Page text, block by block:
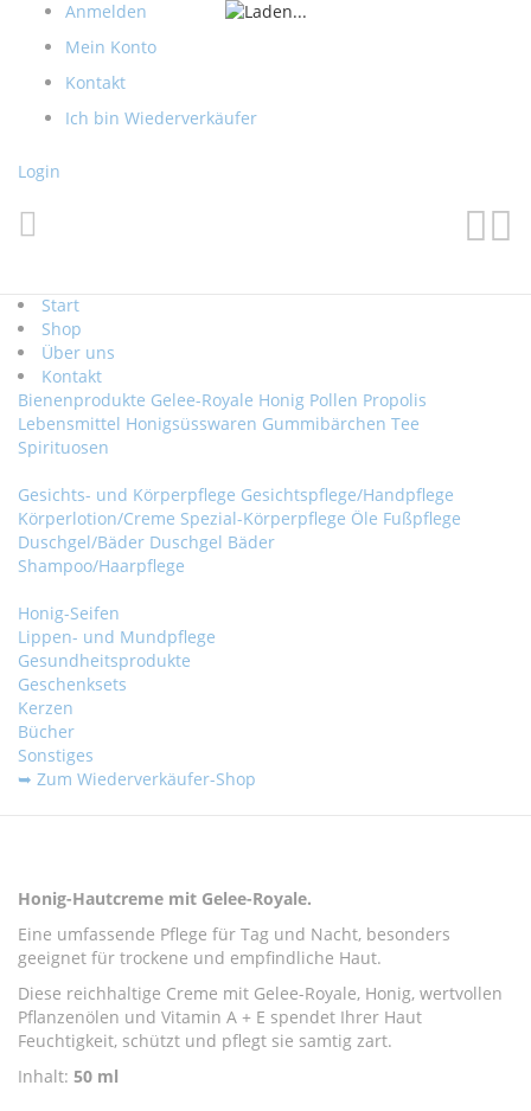
Direkt
Inhalt
Anmelden
Mein Konto
Kontakt
Ich bin Wiederverkäufer
Login
Start
Shop
Über uns
Kontakt
Bienenprodukte Gelee-Royale Honig Pollen Propolis
Lebensmittel Honigsüsswaren Gummibärchen Tee
Spirituosen
Gesichts- und Körperpflege Gesichtspflege/Handpflege
Körperlotion/Creme Spezial-Körperpflege Öle Fußpflege
Duschgel/Bäder Duschgel Bäder
Shampoo/Haarpflege
Honig-Seifen
Lippen- und Mundpflege
Gesundheitsprodukte
Geschenksets
Kerzen
Bücher
Sonstiges
➥ Zum Wiederverkäufer-Shop
Honig-Hautcreme mit Gelee-Royale.
Eine umfassende Pflege für Tag und Nacht, besonders
geeignet für trockene und empfindliche Haut.
Diese reichhaltige Creme mit Gelee-Royale, Honig, wertvollen
Pflanzenölen und Vitamin A + E spendet Ihrer Haut
Feuchtigkeit, schützt und pflegt sie samtig zart.
Inhalt: 50 ml
Ende
Bildergalerie
springen
Anfang
Bildergalerie
springen